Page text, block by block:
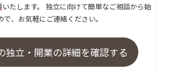
いたします。 独立に向けて簡単なご相談から始
、お気軽にご連絡ください。
独立・開業の詳細を確認する